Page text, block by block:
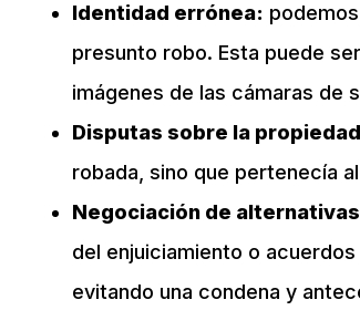
Identidad errónea:
presunto robo. Esta puede
imágenes de las cámaras de
Disputas sobre la
robada, sino que pertenecía
Negociación de
del enjuiciamiento o
evitando una condena y